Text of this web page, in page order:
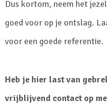
Dus kortom, neem het
goed voor op je ontslag.
voor een goede referentie.
Heb je hier last van
vrijblijvend contact op